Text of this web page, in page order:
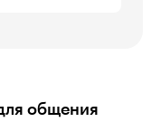
общения